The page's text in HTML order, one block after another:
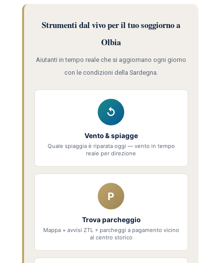
Strumenti dal vivo per il tuo soggiorno a
Olbia
Aiutanti in tempo reale che si aggiornano ogni giorno
con le condizioni della Sardegna.
↺
Vento & spiagge
Quale spiaggia è riparata oggi — vento in tempo
reale per direzione
P
Trova parcheggio
Mappa + avvisi ZTL + parcheggi a pagamento vicino
al centro storico